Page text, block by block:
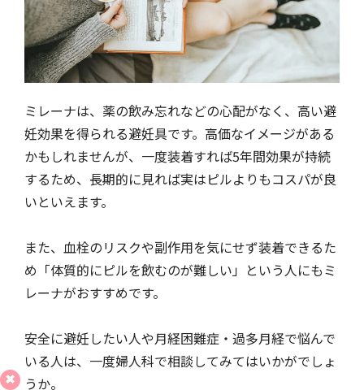
ミレーナは、薬の飲み忘れなどの心配がなく、高い避
妊効果を得られる避妊具です。高価なイメージがある
かもしれませんが、一度装着すれば5年間効果が持続
するため、長期的に見れば実はピルよりもコスパが良
いといえます。
また、血栓のリスクや副作用を気にせず装着できるた
め「体質的にピルを飲むのが難しい」という人にもミ
レーナがおすすめです。
安全に避妊したい人や月経困難症・過多月経で悩んで
いる人は、一度婦人科で相談してみてはいかがでしょ
うか。